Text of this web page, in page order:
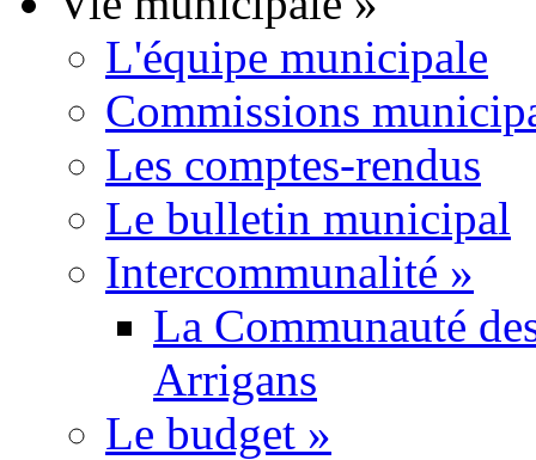
L'équipe municipale
Commissions
Les comptes-rendus
Le bulletin municipal
Intercommunalité »
La Communauté
Arrigans
Le budget »